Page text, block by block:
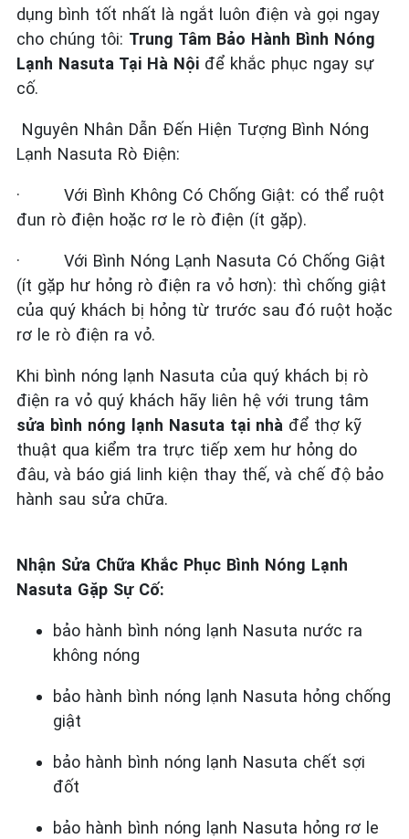
dụng bình tốt nhất là ngắt luôn điện và gọi ngay
cho chúng tôi: Trung Tâm Bảo Hành Bình Nóng
Lạnh Nasuta Tại Hà Nội để khắc phục ngay sự
cố.
Nguyên Nhân Dẫn Đến Hiện Tượng Bình Nóng
Lạnh Nasuta Rò Điện:
·
Với Bình Không Có Chống Giật: có thể ruột
đun rò điện hoặc rơ le rò điện (ít gặp).
·
Với Bình Nóng Lạnh Nasuta Có Chống Giật
(ít gặp hư hỏng rò điện ra vỏ hơn): thì chống giật
của quý khách bị hỏng từ trước sau đó ruột hoặc
rơ le rò điện ra vỏ.
Khi bình nóng lạnh Nasuta của quý khách bị rò
điện ra vỏ quý khách hãy liên hệ với trung tâm
sửa bình nóng lạnh Nasuta tại nhà để thợ kỹ
thuật qua kiểm tra trực tiếp xem hư hỏng do
đâu, và báo giá linh kiện thay thế, và chế độ bảo
hành sau sửa chữa.
Nhận Sửa Chữa Khắc Phục Bình Nóng Lạnh
Nasuta Gặp Sự Cố:
bảo hành bình nóng lạnh Nasuta nước ra
không nóng
bảo hành bình nóng lạnh Nasuta hỏng chống
giật
bảo hành bình nóng lạnh Nasuta chết sợi
đốt
bảo hành bình nóng lạnh Nasuta hỏng rơ le